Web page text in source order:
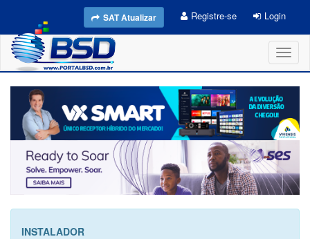
SAT Atualizar Registre-se Login
INSTALADOR